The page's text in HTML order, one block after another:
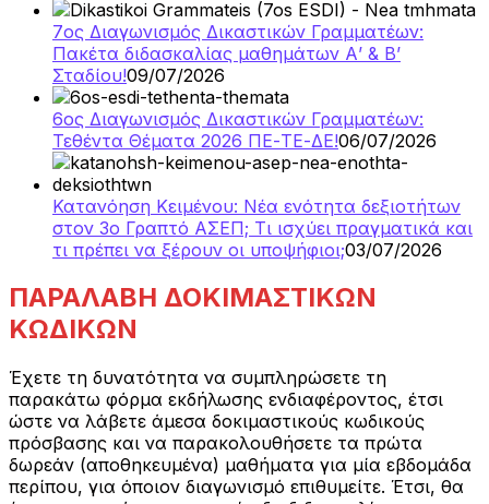
7ος Διαγωνισμός Δικαστικών Γραμματέων:
Πακέτα διδασκαλίας μαθημάτων Α’ & Β’
Σταδίου!09/07/2026
6ος Διαγωνισμός Δικαστικών Γραμματέων:
Τεθέντα Θέματα 2026 ΠΕ-ΤΕ-ΔΕ!06/07/2026
Κατανόηση Κειμένου: Νέα ενότητα δεξιοτήτων
στον 3ο Γραπτό ΑΣΕΠ; Τι ισχύει πραγματικά και
τι πρέπει να ξέρουν οι υποψήφιοι;03/07/2026
ΠΑΡΑΛΑΒΗ ΔΟΚΙΜΑΣΤΙΚΩΝ
ΚΩΔΙΚΩΝ
Έχετε τη δυνατότητα να συμπληρώσετε τη
παρακάτω φόρμα εκδήλωσης ενδιαφέροντος, έτσι
ώστε να λάβετε άμεσα δοκιμαστικούς κωδικούς
πρόσβασης και να παρακολουθήσετε τα πρώτα
δωρεάν (αποθηκευμένα) μαθήματα για μία εβδομάδα
περίπου, για όποιον διαγωνισμό επιθυμείτε. Έτσι, θα